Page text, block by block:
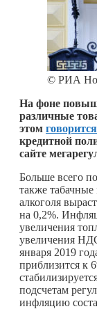
© РИА
На фоне
различные
этом говорится
кредитной
сайте
Больше всего
также
алкоголя
на 0,2%.
увеличения
увеличения
января 2019
приблизится к
подсчетам
инфляцию